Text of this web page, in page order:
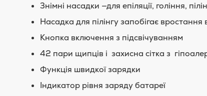
Знімні насадки —для епіляції, гоління,
Насадка для пілінгу запобігає вростання
Кнопка включення з підсвічуванням
42 пари щипців і захисна сітка з
Функція швидкої зарядки
Індикатор рівня заряду батареї